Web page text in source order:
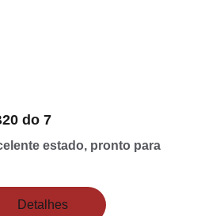
do 7
estado, pronto para
Detalhes